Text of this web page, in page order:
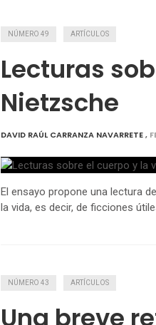
NÚMERO 49 ARTÍCULOS
Lecturas
Nietzsche
DAVID RAÚL CARRANZA NAVARRETE,
El ensayo propone una lectura
la vida, es decir, de ficciones
NÚMERO 43 ARTÍCULOS
Una breve